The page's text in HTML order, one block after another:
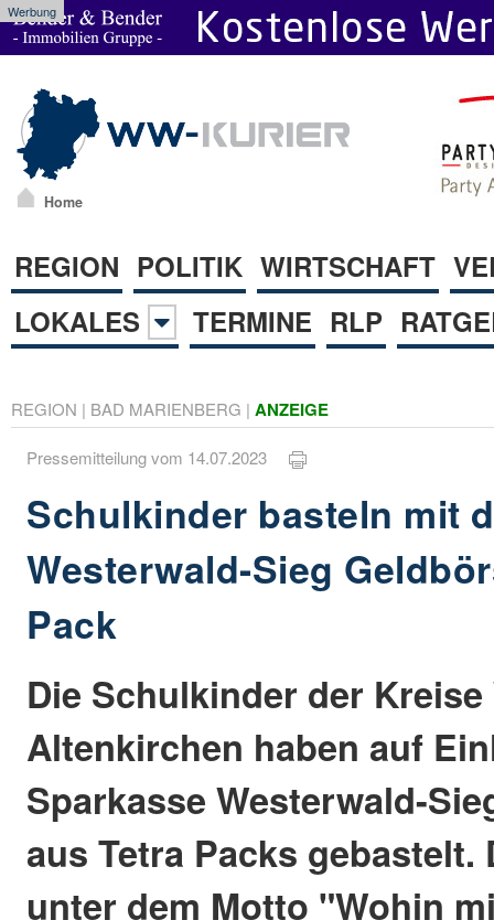
Werbung
Home
REGION POLITIK WIRTSCHAFT
LOKALES
TERMINE RLP
REGION | BAD MARIENBERG | ANZEIGE
Pressemitteilung vom 14.07.2023
Schulkinder basteln mit
Westerwald-Sieg
Pack
Die Schulkinder der
Altenkirchen haben auf
Sparkasse Westerwald-
aus Tetra Packs
unter dem Motto "Wohin